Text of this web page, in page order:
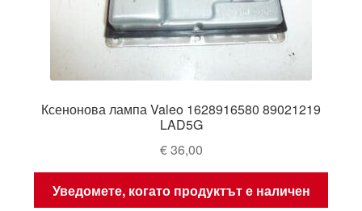
Ксенонова лампа Valeo 1628916580 89021219
LAD5G
€36,00
Уведомете, когато продуктът е наличен